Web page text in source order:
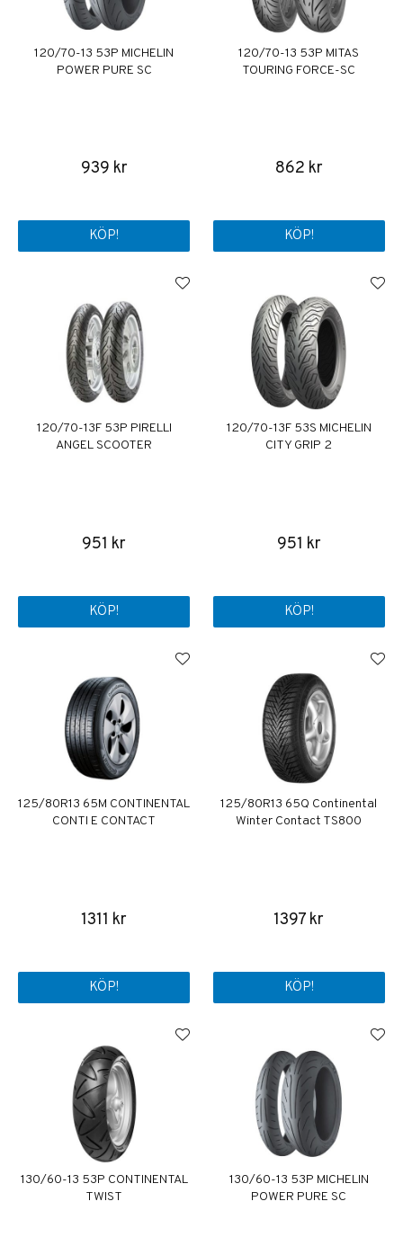
120/70-13 53P MICHELIN
POWER PURE SC
939 kr
KÖP!
120/70-13 53P MITAS
TOURING FORCE-SC
862 kr
KÖP!
120/70-13F 53P PIRELLI
ANGEL SCOOTER
951 kr
KÖP!
120/70-13F 53S MICHELIN
CITY GRIP 2
951 kr
KÖP!
125/80R13 65M CONTINENTAL
CONTI E CONTACT
1311 kr
KÖP!
125/80R13 65Q Continental
Winter Contact TS800
1397 kr
KÖP!
130/60-13 53P CONTINENTAL
TWIST
130/60-13 53P MICHELIN
POWER PURE SC